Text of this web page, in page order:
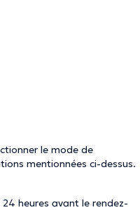
le mode de
mentionnées ci-dessus.
heures avant le rendez-